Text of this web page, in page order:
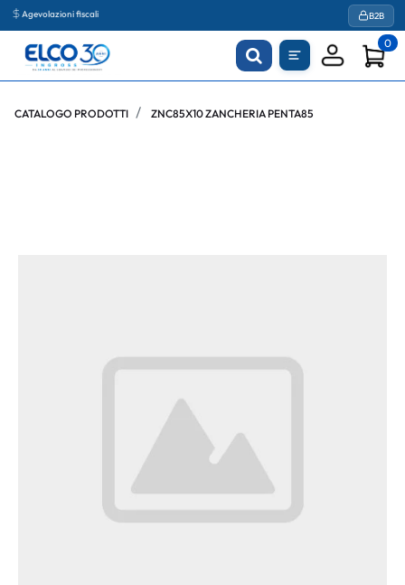
Agevolazioni fiscali B2B
0
CATALOGO PRODOTTI ZNC85X10 ZANCHERIA PENTA85